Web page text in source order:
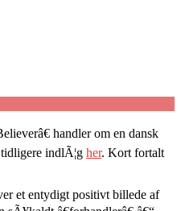
handler om en dansk
indlÃ¦g her. Kort fortalt
et entydigt positivt billede af